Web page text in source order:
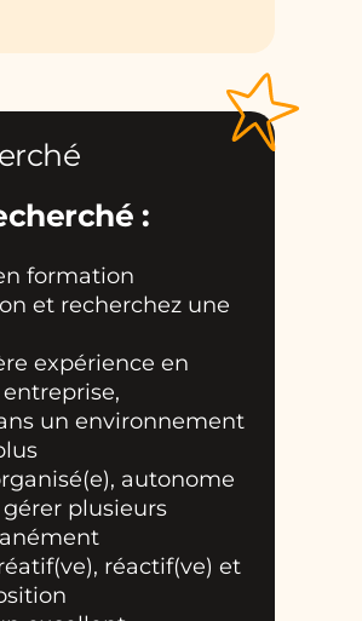
:
formation
et recherchez une
expérience en
un environnement
autonome
plusieurs
réactif(ve) et